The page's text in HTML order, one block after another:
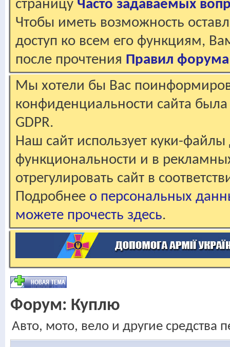
страницу Часто задаваемых
Чтобы иметь возможность
доступ ко всем его функциям,
после прочтения Правил форума
Мы хотели бы Вас
конфиденциальности сайта
GDPR.
Наш сайт использует куки-файлы
функциональности и в
отрегулировать сайт в
Подробнее о персональных
можете прочесть здесь.
Форум: Куплю
Авто, мото, вело и другие средства